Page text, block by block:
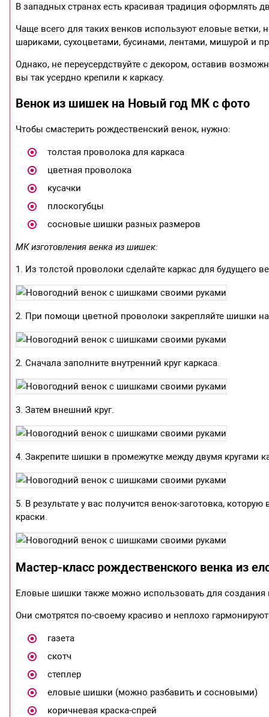
В западных странах есть красивая традиция оформлять
Чаще всего для таких венков используют еловые
шариками, сухоцветами, бусинами, лентами, мишурой и
Однако, не переусердствуйте с декором, оставив
вы так усердно крепили к каркасу.
Венок из шишек на Новый год МК с фото
Чтобы смастерить рождественский венок, нужно:
толстая проволока для каркаса
цветная проволока
кусачки
плоскогубцы
сосновые шишки разных размеров
МК изготовления венка из шишек:
1. Из толстой проволоки сделайте каркас для будущего
2. При помощи цветной проволоки закрепляйте шишки на
2. Сначала заполните внутренний круг каркаса.
3. Затем внешний круг.
4. Закрепите шишки в промежутке между двумя кругами
5. В результате у вас получится венок-заготовка,
краски.
Мастер-класс рождественского венка из
Еловые шишки также можно использовать для
Они смотрятся по-своему красиво и неплохо
газета
скотч
степлер
еловые шишки (можно разбавить и сосновыми)
коричневая краска-спрей